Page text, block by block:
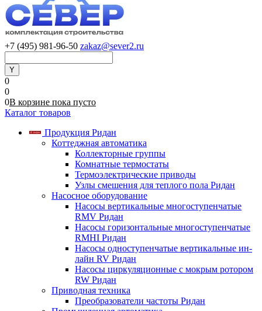
+7 (495) 981-96-50 zakaz@sever2.ru
0
0
0В корзине пока пусто
Каталог товаров
Продукция Ридан
Коттеджная автоматика
Коллекторные группы
Комнатные термостаты
Термоэлектрические приводы
Узлы смешения для теплого пола Ридан
Насосное оборудование
Насосы вертикальные многоступенчатые
RMV Ридан
Насосы горизонтальные многоступенчатые
RMHI Ридан
Насосы одноступенчатые вертикальные ин-
лайн RV Ридан
Насосы циркуляционные с мокрым ротором
RW Ридан
Приводная техника
Преобразователи частоты Ридан